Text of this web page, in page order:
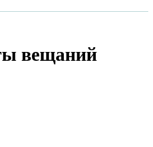
вещаний